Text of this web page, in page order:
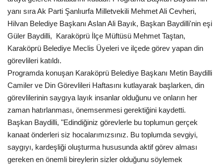
Galeriler
Siyaset
Künye
Yaşam
Sağlık
İletişim
yanı sıra Ak Parti Şanlıurfa Milletvekili Mehmet Ali Cevheri,
Hilvan Belediye Başkanı Aslan Ali Bayık, Başkan Baydilli'nin eşi
Güler Baydilli, Karaköprü İlçe Müftüsü Mehmet Taştan,
Karaköprü Belediye Meclis Üyeleri ve ilçede görev yapan din
görevlileri katıldı.
Programda konuşan Karaköprü Belediye Başkanı Metin Baydilli
Camiler ve Din Görevlileri Haftasını kutlayarak başlarken, din
görevlilerinin saygıya layık insanlar olduğunu ve onların her
zaman hatırlanması, önemsenmesi gerektiğini kaydetti.
Başkan Baydilli, "Edindiğiniz görevlerle bu toplumun gerçek
kanaat önderleri siz hocalarımızsınız. Bu toplumda sevgiyi,
saygıyı, kardeşliği oluşturma hususunda aktif görev alması
gereken en önemli bireylerin sizler olduğunu söylemek